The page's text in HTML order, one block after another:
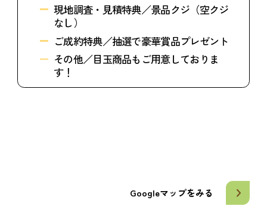
現地調査・見積特典／景品クジ（空クジ
なし）
ご成約特典／抽選で豪華賞品プレゼント
その他／目玉商品もご用意しておりま
す！
Googleマップをみる